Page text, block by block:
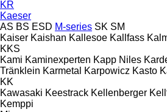
KR
Kaeser
AS BS ESD M-series SK SM
Kaiser Kaishan Kallesoe Kallfass
KKS
Kami Kaminexperten Kapp Niles
Tränklein Karmetal Karpowicz Kasto
KK
Kawasaki Keestrack Kellenberger
Kemppi